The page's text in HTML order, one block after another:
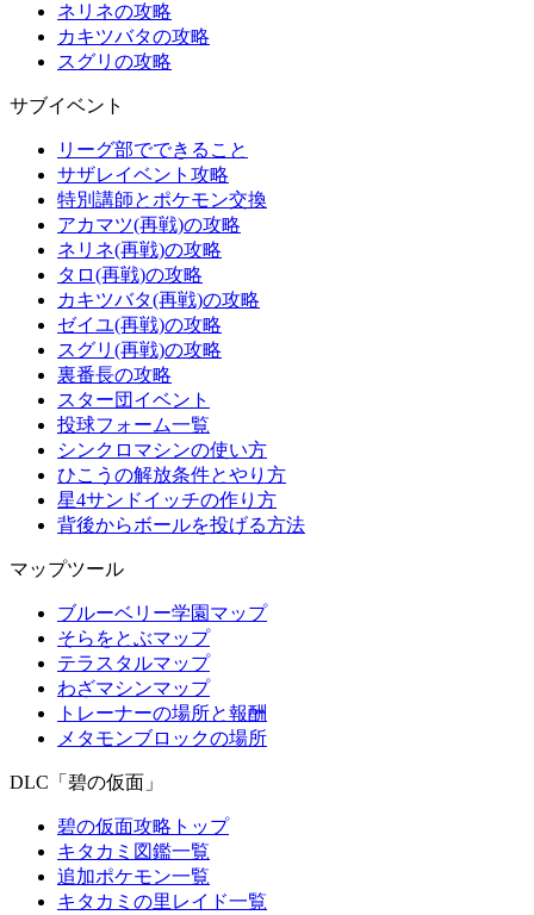
ネリネの攻略
カキツバタの攻略
スグリの攻略
サブイベント
リーグ部でできること
サザレイベント攻略
特別講師とポケモン交換
アカマツ(再戦)の攻略
ネリネ(再戦)の攻略
タロ(再戦)の攻略
カキツバタ(再戦)の攻略
ゼイユ(再戦)の攻略
スグリ(再戦)の攻略
裏番長の攻略
スター団イベント
投球フォーム一覧
シンクロマシンの使い方
ひこうの解放条件とやり方
星4サンドイッチの作り方
背後からボールを投げる方法
マップツール
ブルーベリー学園マップ
そらをとぶマップ
テラスタルマップ
わざマシンマップ
トレーナーの場所と報酬
メタモンブロックの場所
DLC「碧の仮面」
碧の仮面攻略トップ
キタカミ図鑑一覧
追加ポケモン一覧
キタカミの里レイド一覧